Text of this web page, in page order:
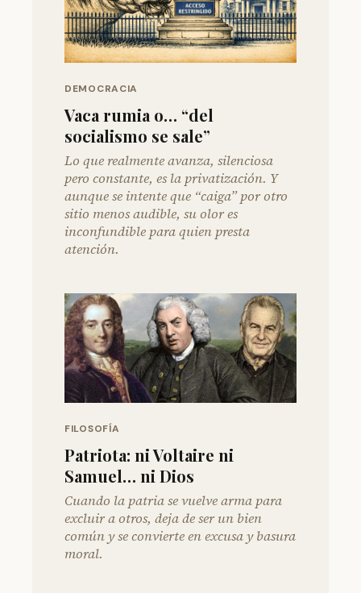
DEMOCRACIA
Vaca rumia o… “del
socialismo se sale”
Lo que realmente avanza, silenciosa
pero constante, es la privatización. Y
aunque se intente que “caiga” por otro
sitio menos audible, su olor es
inconfundible para quien presta
atención.
FILOSOFÍA
Patriota: ni Voltaire ni
Samuel… ni Dios
Cuando la patria se vuelve arma para
excluir a otros, deja de ser un bien
común y se convierte en excusa y basura
moral.